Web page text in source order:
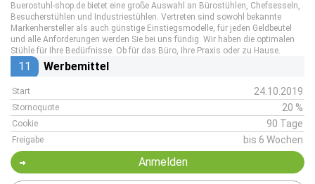
Buerostuhl-shop.de bietet eine große Auswahl an Bürostühlen, Chefsesseln,
Besucherstühlen und Industriestühlen. Vertreten sind sowohl bekannte
Markenhersteller als auch günstige Einstiegsmodelle, für jeden Geldbeutel
und alle Anforderungen werden Sie bei uns fündig. Wir haben die optimalen
Stühle für Ihre Bedürfnisse. Ob für das Büro, Ihre Praxis oder zu Hause.
11 Werbemittel
Start 24.10.2019
Stornoquote 20 %
Cookie 90 Tage
Freigabe bis 6 Wochen
Anmelden